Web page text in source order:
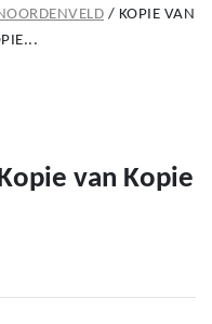
/ KOPIE VAN
van Kopie